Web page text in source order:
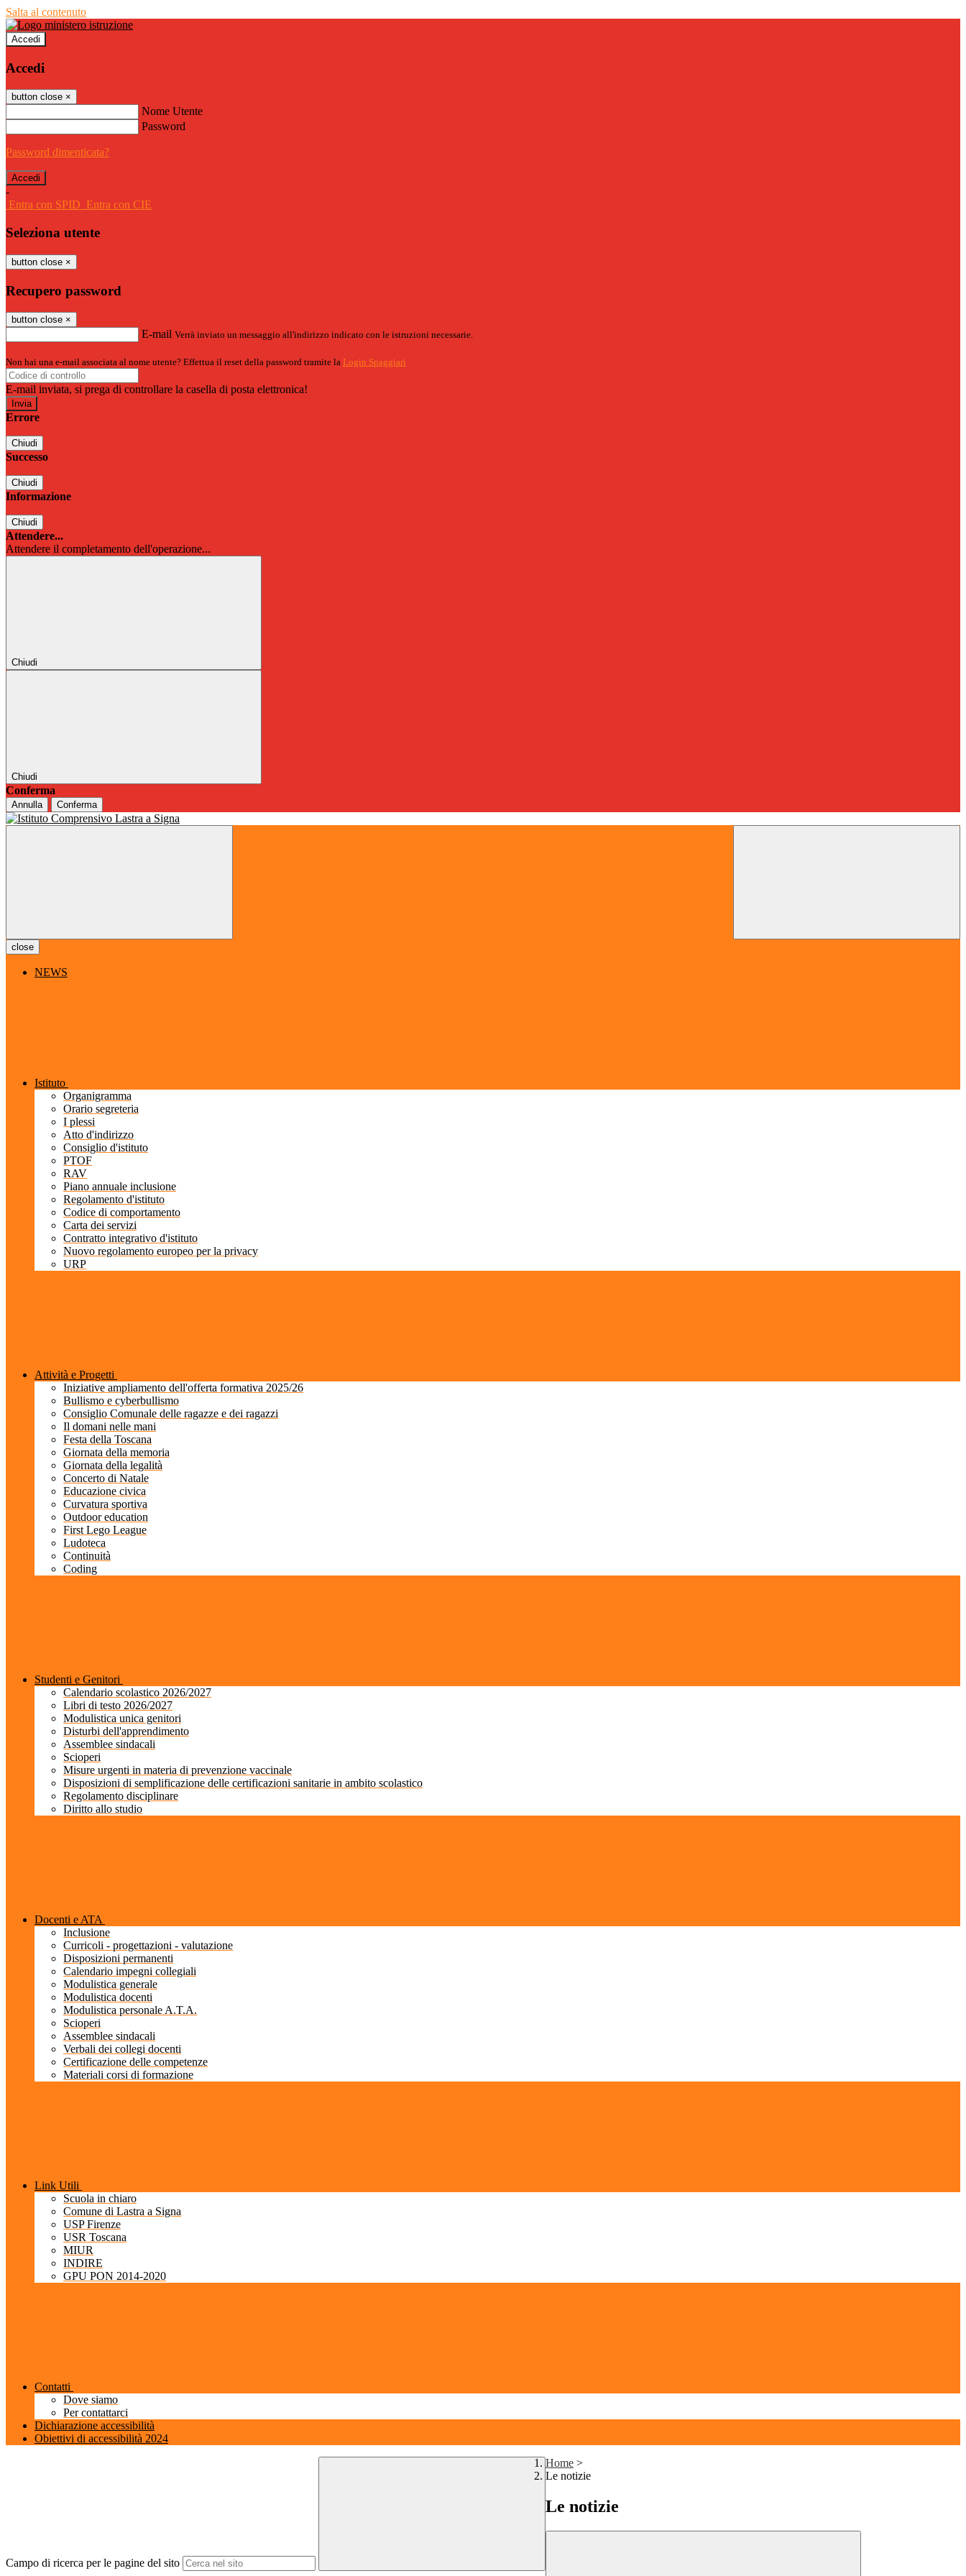
Salta al contenuto
Accedi
Accedi
button close ×
Nome Utente
Password
Password dimenticata?
-
Entra con SPID Entra con CIE
Seleziona utente
button close ×
Recupero password
button close ×
E-mail Verrà inviato un messaggio all'indirizzo indicato con le istruzioni necessarie.
Non hai una e-mail associata al nome utente? Effettua il reset della password tramite la Login Spaggiari
E-mail inviata, si prega di controllare la casella di posta elettronica!
Errore
Chiudi
Successo
Chiudi
Informazione
Chiudi
Attendere...
Attendere il completamento dell'operazione...
Chiudi
Chiudi
Conferma
Annulla Conferma
close
NEWS
Istituto
Organigramma
Orario segreteria
I plessi
Atto d'indirizzo
Consiglio d'istituto
PTOF
RAV
Piano annuale inclusione
Regolamento d'istituto
Codice di comportamento
Carta dei servizi
Contratto integrativo d'istituto
Nuovo regolamento europeo per la privacy
URP
Attività e Progetti
Iniziative ampliamento dell'offerta formativa 2025/26
Bullismo e cyberbullismo
Consiglio Comunale delle ragazze e dei ragazzi
Il domani nelle mani
Festa della Toscana
Giornata della memoria
Giornata della legalità
Concerto di Natale
Educazione civica
Curvatura sportiva
Outdoor education
First Lego League
Ludoteca
Continuità
Coding
Studenti e Genitori
Calendario scolastico 2026/2027
Libri di testo 2026/2027
Modulistica unica genitori
Disturbi dell'apprendimento
Assemblee sindacali
Scioperi
Misure urgenti in materia di prevenzione vaccinale
Disposizioni di semplificazione delle certificazioni sanitarie in ambito scolastico
Regolamento disciplinare
Diritto allo studio
Docenti e ATA
Inclusione
Curricoli - progettazioni - valutazione
Disposizioni permanenti
Calendario impegni collegiali
Modulistica generale
Modulistica docenti
Modulistica personale A.T.A.
Scioperi
Assemblee sindacali
Verbali dei collegi docenti
Certificazione delle competenze
Materiali corsi di formazione
Link Utili
Scuola in chiaro
Comune di Lastra a Signa
USP Firenze
USR Toscana
MIUR
INDIRE
GPU PON 2014-2020
Contatti
Dove siamo
Per contattarci
Dichiarazione accessibilità
Obiettivi di accessibilità 2024
Campo di ricerca per le pagine del sito
Home >
Le notizie
Le notizie